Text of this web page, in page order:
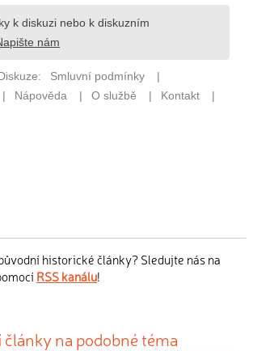
historické články? Sledujte nás na
RSS kanálu!
články na podobné téma